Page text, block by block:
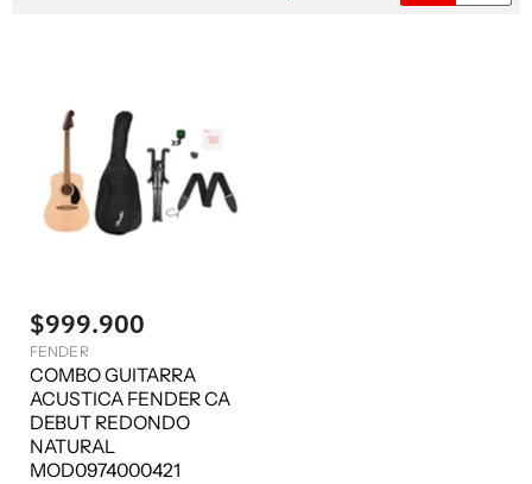
$999.900
FENDER
COMBO GUITARRA
ACUSTICA FENDER CA
DEBUT REDONDO
NATURAL
MOD0974000421